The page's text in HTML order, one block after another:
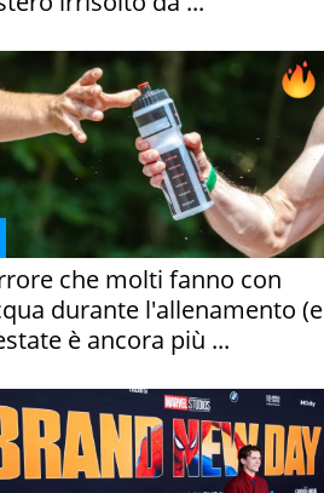
che molti fanno con
durante l'allenamento (e
è ancora più ...